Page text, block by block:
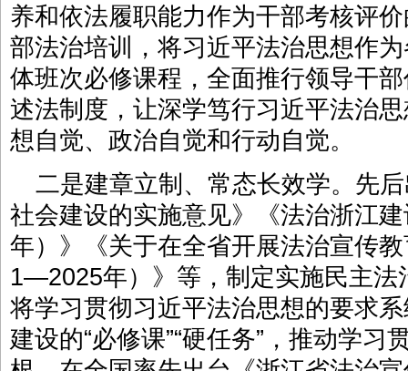
养和依法履职能力作为干部考核评
部法治培训，将习近平法治思想作
体班次必修课程，全面推行领导干
述法制度，让深学笃行习近平法治
想自觉、政治自觉和行动自觉。
二是建章立制、常态长效学。先
社会建设的实施意见》《法治浙江
年）》《关于在全省开展法治宣传
1—2025年）》等，制定实施民主法
将学习贯彻习近平法治思想的要求
建设的“必修课”“硬任务”，推动学